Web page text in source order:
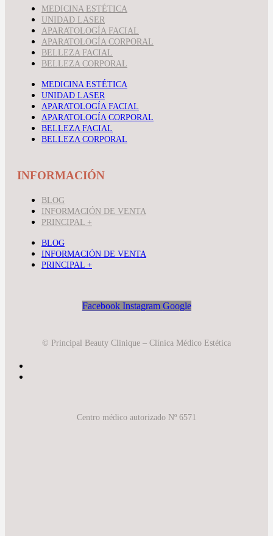
MEDICINA ESTÉTICA
UNIDAD LASER
APARATOLOGÍA FACIAL
APARATOLOGÍA CORPORAL
BELLEZA FACIAL
BELLEZA CORPORAL
MEDICINA ESTÉTICA
UNIDAD LASER
APARATOLOGÍA FACIAL
APARATOLOGÍA CORPORAL
BELLEZA FACIAL
BELLEZA CORPORAL
INFORMACIÓN
BLOG
INFORMACIÓN DE VENTA
PRINCIPAL +
BLOG
INFORMACIÓN DE VENTA
PRINCIPAL +
Facebook Instagram Google
© Principal Beauty Clinique – Clínica Médico Estética
Centro médico autorizado Nº 6571